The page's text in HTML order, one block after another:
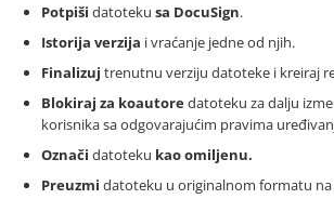
Potpiši datoteku sa DocuSign.
Istorija verzija i vraćanje jedne od njih.
Finalizuj trenutnu verziju datoteke i kreiraj
Blokiraj za koautoredatoteku za dalju
korisnika sa odgovarajućim pravima
Označi datoteku kao omiljenu.
Preuzmi datoteku u originalnom formatu na